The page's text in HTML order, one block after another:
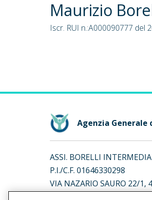
Maurizio
Iscr. RUI n.:A000090777 del
Agenzia Generale
ASSI. BORELLI
P.I./C.F. 01646330298
VIA NAZARIO SAURO 22/1,